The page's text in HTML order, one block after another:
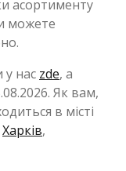
асортименту
можете
у нас zde, а
Як вам,
в місті
Харків,